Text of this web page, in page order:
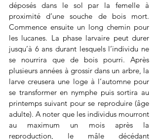
déposés dans le sol par la femelle à
proximité d’une souche de bois mort.
Commence ensuite un long chemin pour
les lucanes. La phase larvaire peut durer
jusqu’à 6 ans durant lesquels l’individu ne
se nourrira que de bois pourri. Après
plusieurs années à grossir dans un arbre, la
larve creusera une loge à l’automne pour
se transformer en nymphe puis sortira au
printemps suivant pour se reproduire (âge
adulte). A noter que les individus mourront
au maximum un mois après la
reproduction, le mâle décédant